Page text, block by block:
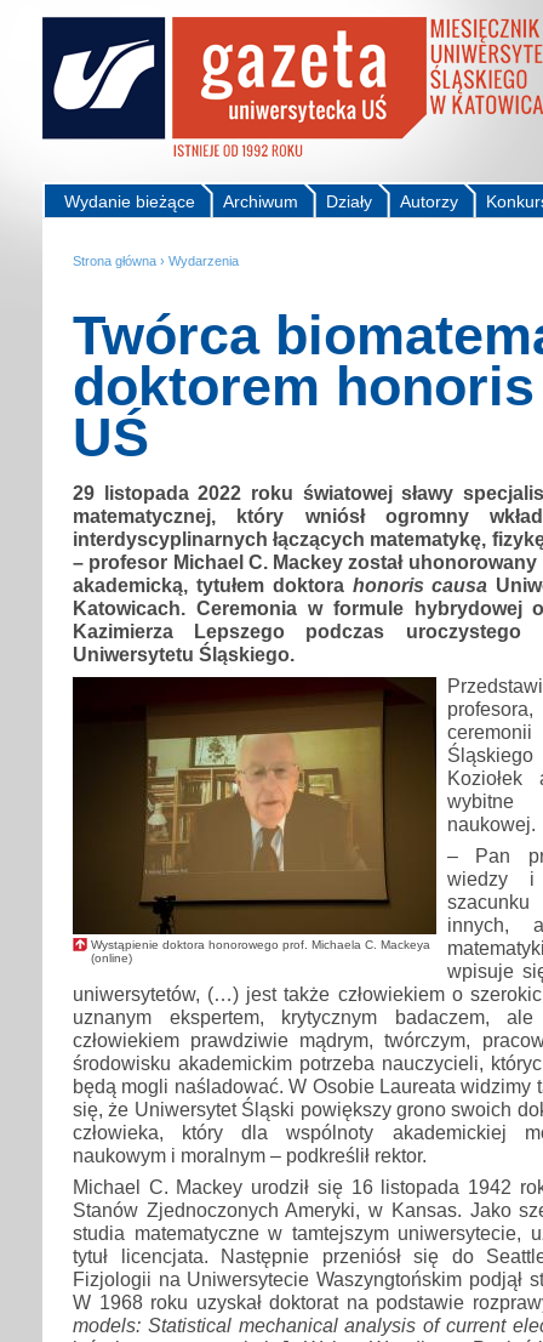
Autorzy
Działy
Archiwum
Wydanie bieżące
Strona główna › Wydarzenia
Twórca
doktorem
UŚ
29 listopada 2022 roku światowej sławy
matematycznej, który wniósł ogromny
interdyscyplinarnych łączących matematykę,
– profesor Michael C. Mackey został
akademicką, tytułem doktora honoris causa
Katowicach. Ceremonia w formule hybrydowej
Kazimierza Lepszego podczas uroczystego
Uniwersytetu Śląskiego.
Wystąpienie doktora honorowego prof. Michaela C. Mackeya
(online)
Koziołek
wybitne
naukowej.
– Pan
wiedzy i
innych,
wpisuje
uniwersytetów, (…) jest także człowiekiem o
uznanym ekspertem, krytycznym badaczem,
człowiekiem prawdziwie mądrym, twórczym,
środowisku akademickim potrzeba nauczycieli,
będą mogli naśladować. W Osobie Laureata widzimy
się, że Uniwersytet Śląski powiększy grono swoich
człowieka, który dla wspólnoty akademickiej
naukowym i moralnym – podkreślił rektor.
Michael C. Mackey urodził się 16 listopada 1942
Stanów Zjednoczonych Ameryki, w Kansas. Jako
studia matematyczne w tamtejszym uniwersytecie,
tytuł licencjata. Następnie przeniósł się do
Fizjologii na Uniwersytecie Waszyngtońskim podjął
W 1968 roku uzyskał doktorat na podstawie
models: Statistical mechanical analysis of current